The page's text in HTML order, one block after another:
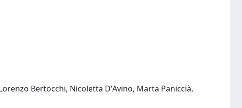
Bertocchi, Nicoletta D'Avino, Marta Paniccià,